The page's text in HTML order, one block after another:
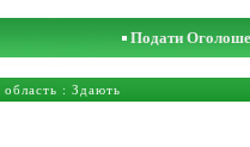
Подати
: Здають